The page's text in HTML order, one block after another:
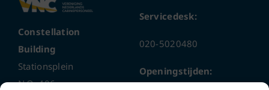
Constellation
Building
Stationsplein
N.O. 406
Servicedesk:
020-5020480
Openingstijden: